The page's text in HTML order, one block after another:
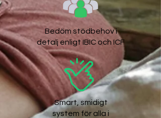
Bedöm stödbehov i
detalj enligt IBIC och ICF
Smart, smidigt
system för alla i